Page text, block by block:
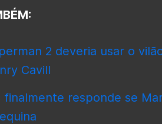
2 deveria usar o
Cavill
finalmente responde se